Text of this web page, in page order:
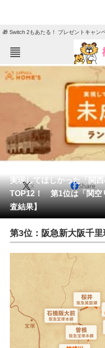
🎁 Switch 2もあたる！ プレゼントキャン
ねとらぼメニュー
TOP
エンタメ
住まい
動物
会員記事
メディア
注目記事を集めた総合ページ
ITの今と未来を見通す
スマホと通信の最新トレンド
進化するPCとデバイスの未来
好きが集まる 比べて選べる
ビジネスと働き方のヒント
実現してほしかった「関
TOP12！ 第1位は「関空
査結果】
X Share
第3位：阪急新大阪千